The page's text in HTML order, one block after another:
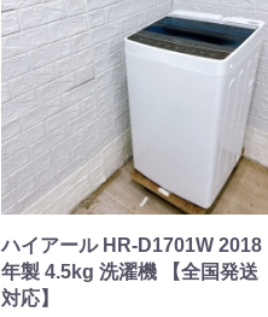
ハイアール HR-D1701W 2018
年製 4.5kg 洗濯機 【全国発送
対応】